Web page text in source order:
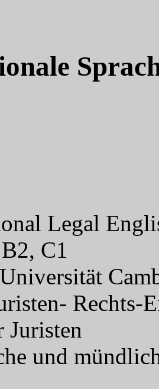
Legal
C1
Rechts-
und